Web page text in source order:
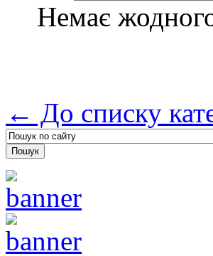
Немає
← До списку